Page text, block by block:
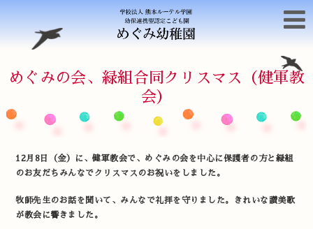
めぐみの会、緑組合同クリスマス（健軍教
会）
12月8日（金）に、健軍教会で、めぐみの会を中心に保護者の方と緑組
のお友だちみんなでクリスマスのお祝いをしました。
牧師先生のお話を聞いて、みんなで礼拝を守りました。きれいな讃美歌
が教会に響きました。